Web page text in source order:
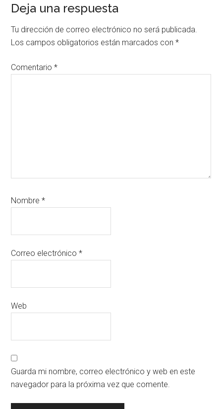
Interacciones
con
los
lectores
Deja una respuesta
Tu dirección de correo electrónico no será publicada.
Los campos obligatorios están marcados con*
Comentario*
Nombre*
Correo electrónico*
Web
Guarda mi nombre, correo electrónico y web en este
navegador para la próxima vez que comente.